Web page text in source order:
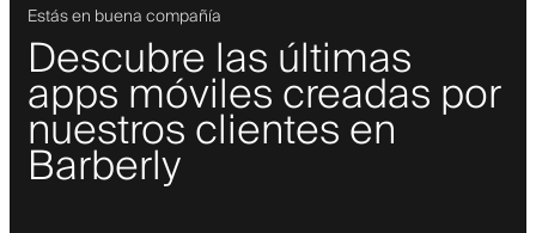
Estás en buena compañía
Descubre las últimas
apps móviles creadas por
nuestros clientes en
Barberly